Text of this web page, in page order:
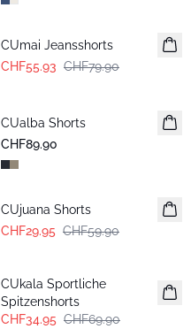
-30%
CUmai Jeansshorts
CHF55.93 CHF79.90
CUalba Shorts
CHF89.90
-50%
CUjuana Shorts
CHF29.95 CHF59.90
CUkala Sportliche
Spitzenshorts
CHF34.95 CHF69.90